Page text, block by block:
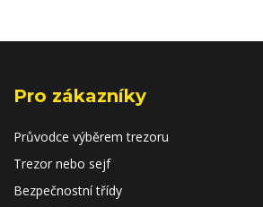
Pro zákazníky
Průvodce výběrem trezoru
Trezor nebo sejf
Bezpečnostní třídy